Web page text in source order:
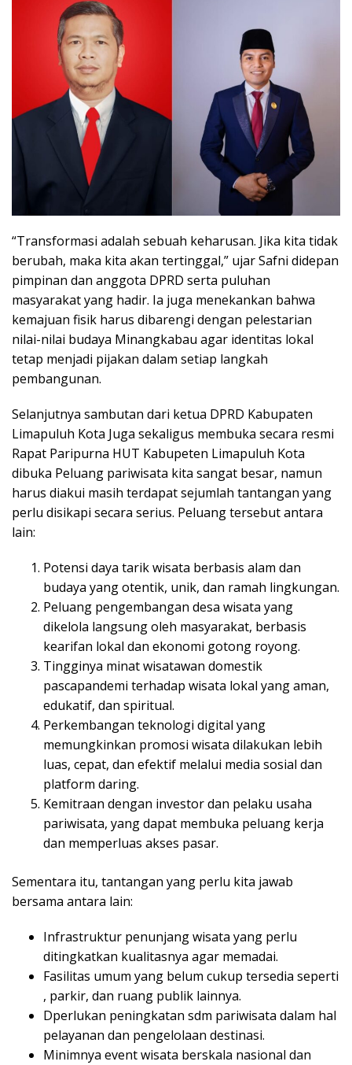
“Transformasi adalah sebuah keharusan. Jika kita tidak
berubah, maka kita akan tertinggal,” ujar Safni didepan
pimpinan dan anggota DPRD serta puluhan
masyarakat yang hadir. Ia juga menekankan bahwa
kemajuan fisik harus dibarengi dengan pelestarian
nilai-nilai budaya Minangkabau agar identitas lokal
tetap menjadi pijakan dalam setiap langkah
pembangunan.
Selanjutnya sambutan dari ketua DPRD Kabupaten
Limapuluh Kota Juga sekaligus membuka secara resmi
Rapat Paripurna HUT Kabupeten Limapuluh Kota
dibuka Peluang pariwisata kita sangat besar, namun
harus diakui masih terdapat sejumlah tantangan yang
perlu disikapi secara serius. Peluang tersebut antara
lain:
Potensi daya tarik wisata berbasis alam dan
budaya yang otentik, unik, dan ramah lingkungan.
Peluang pengembangan desa wisata yang
dikelola langsung oleh masyarakat, berbasis
kearifan lokal dan ekonomi gotong royong.
Tingginya minat wisatawan domestik
pascapandemi terhadap wisata lokal yang aman,
edukatif, dan spiritual.
Perkembangan teknologi digital yang
memungkinkan promosi wisata dilakukan lebih
luas, cepat, dan efektif melalui media sosial dan
platform daring.
Kemitraan dengan investor dan pelaku usaha
pariwisata, yang dapat membuka peluang kerja
dan memperluas akses pasar.
Sementara itu, tantangan yang perlu kita jawab
bersama antara lain:
Infrastruktur penunjang wisata yang perlu
ditingkatkan kualitasnya agar memadai.
Fasilitas umum yang belum cukup tersedia seperti
, parkir, dan ruang publik lainnya.
Dperlukan peningkatan sdm pariwisata dalam hal
pelayanan dan pengelolaan destinasi.
Minimnya event wisata berskala nasional dan